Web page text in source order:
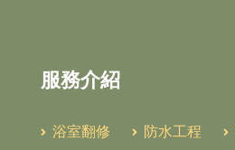
服務介紹
浴室翻修 防水工程